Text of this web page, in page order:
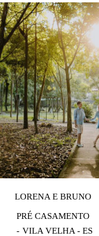
LORENA E BRUNO
PRÉ CASAMENTO
VILA VELHA - ES